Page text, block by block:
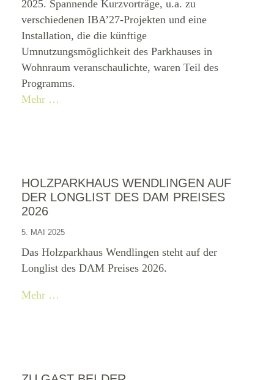
2025. Spannende Kurzvorträge, u.a. zu
verschiedenen IBA’27-Projekten und eine
Installation, die die künftige
Umnutzungsmöglichkeit des Parkhauses in
Wohnraum veranschaulichte, waren Teil des
Programms.
Mehr …
HOLZPARKHAUS WENDLINGEN AUF
DER LONGLIST DES DAM PREISES
2026
5. MAI 2025
Das Holzparkhaus Wendlingen steht auf der
Longlist des DAM Preises 2026.
Mehr …